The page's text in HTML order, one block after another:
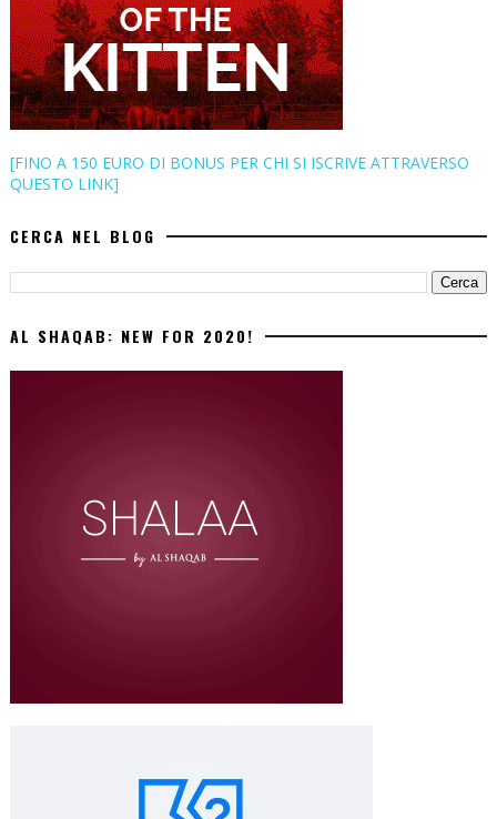
[FINO A 150 EURO DI BONUS PER CHI SI ISCRIVE ATTRAVERSO
QUESTO LINK]
CERCA NEL BLOG
AL SHAQAB: NEW FOR 2020!